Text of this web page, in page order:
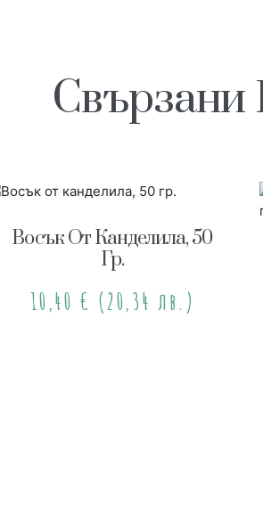
Свързани
Восък От Канделила, 50
Гр.
10,40 € (20,34 лв.)